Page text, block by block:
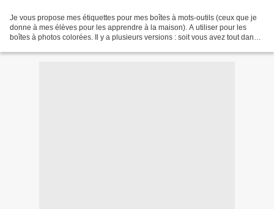
Je vous propose mes étiquettes pour mes boîtes à mots-outils (ceux que je
donne à mes élèves pour les apprendre à la maison). A utiliser pour les
boîtes à photos colorées. Il y a plusieurs versions : soit vous avez tout dans